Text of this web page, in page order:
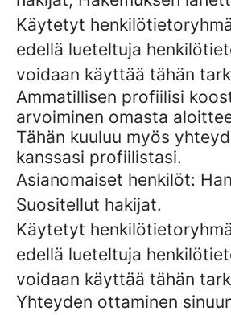
Käytetyt
edellä lueteltuja
voidaan käyttää tähän
Ammatillisen profiilisi
arvoiminen omasta
Tähän kuuluu myös
kanssasi profiilistasi.
Asianomaiset henkilöt:
Suositellut hakijat.
Käytetyt
edellä lueteltuja
voidaan käyttää tähän
Yhteyden ottaminen